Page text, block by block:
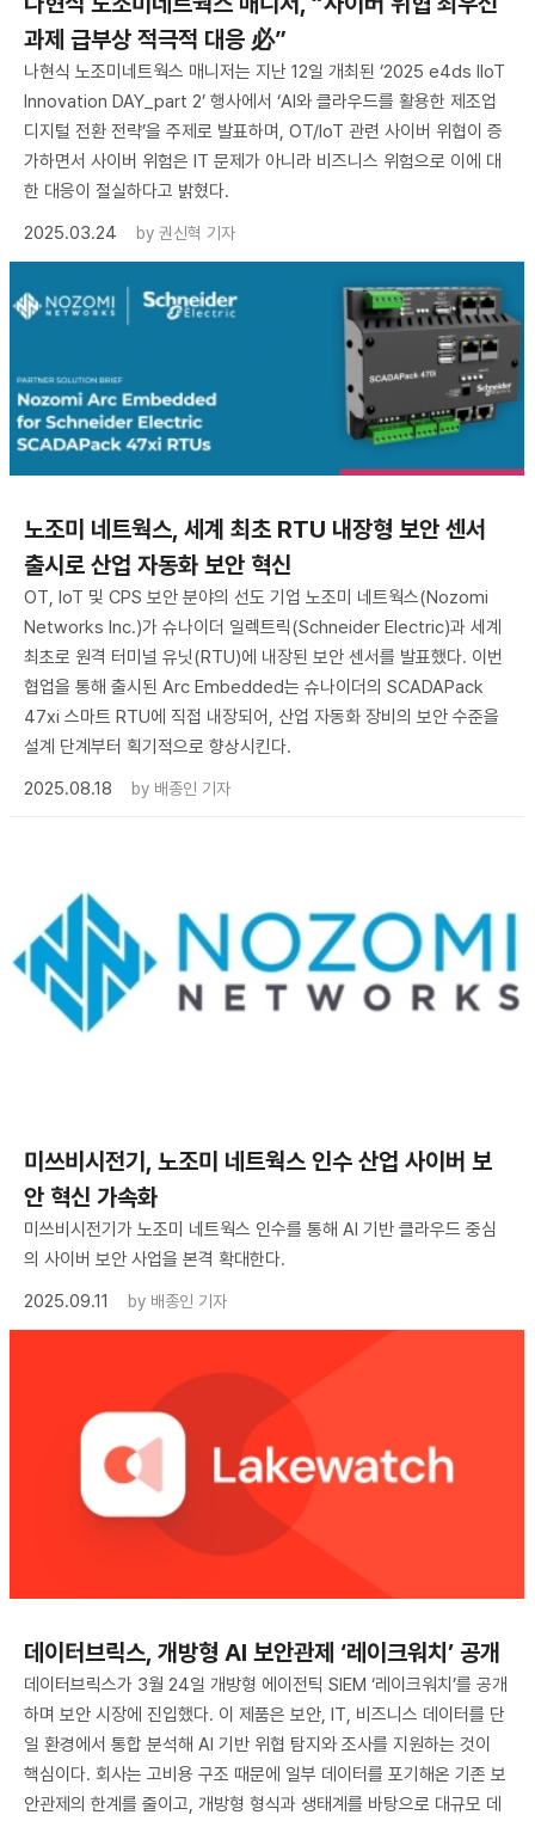
과제 급부상 적극적 대응 必”
나현식 노조미네트웍스 매니저는 지난 12일 개최된 ‘2025 e4ds IIoT
Innovation DAY_part 2’ 행사에서 ‘AI와 클라우드를 활용한 제조업
디지털 전환 전략’을 주제로 발표하며, OT/IoT 관련 사이버 위협이 증
가하면서 사이버 위험은 IT 문제가 아니라 비즈니스 위험으로 이에 대
한 대응이 절실하다고 밝혔다.
2025.03.24
by 권신혁 기자
노조미 네트웍스, 세계 최초 RTU 내장형 보안 센서
출시로 산업 자동화 보안 혁신
OT, IoT 및 CPS 보안 분야의 선도 기업 노조미 네트웍스(Nozomi
Networks Inc.)가 슈나이더 일렉트릭(Schneider Electric)과 세계
최초로 원격 터미널 유닛(RTU)에 내장된 보안 센서를 발표했다. 이번
협업을 통해 출시된 Arc Embedded는 슈나이더의 SCADAPack
47xi 스마트 RTU에 직접 내장되어, 산업 자동화 장비의 보안 수준을
설계 단계부터 획기적으로 향상시킨다.
2025.08.18
by 배종인 기자
미쓰비시전기, 노조미 네트웍스 인수 산업 사이버 보
안 혁신 가속화
미쓰비시전기가 노조미 네트웍스 인수를 통해 AI 기반 클라우드 중심
의 사이버 보안 사업을 본격 확대한다.
2025.09.11
by 배종인 기자
데이터브릭스, 개방형 AI 보안관제 ‘레이크워치’ 공개
데이터브릭스가 3월 24일 개방형 에이전틱 SIEM ‘레이크워치’를 공개
하며 보안 시장에 진입했다. 이 제품은 보안, IT, 비즈니스 데이터를 단
일 환경에서 통합 분석해 AI 기반 위협 탐지와 조사를 지원하는 것이
핵심이다. 회사는 고비용 구조 때문에 일부 데이터를 포기해온 기존 보
안관제의 한계를 줄이고, 개방형 형식과 생태계를 바탕으로 대규모 데